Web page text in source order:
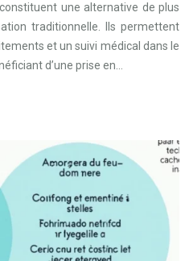
une alternative de plus
traditionnelle. Ils permettent
et un suivi médical dans le
d’une prise en…